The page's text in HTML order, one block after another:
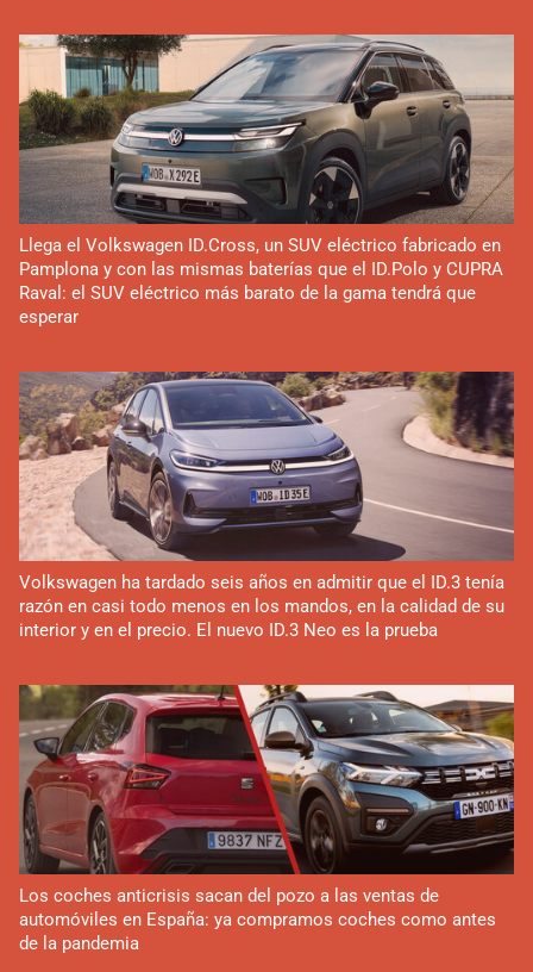
Llega el Volkswagen ID.Cross, un SUV eléctrico fabricado en
Pamplona y con las mismas baterías que el ID.Polo y CUPRA
Raval: el SUV eléctrico más barato de la gama tendrá que
esperar
Volkswagen ha tardado seis años en admitir que el ID.3 tenía
razón en casi todo menos en los mandos, en la calidad de su
interior y en el precio. El nuevo ID.3 Neo es la prueba
Los coches anticrisis sacan del pozo a las ventas de
automóviles en España: ya compramos coches como antes
de la pandemia